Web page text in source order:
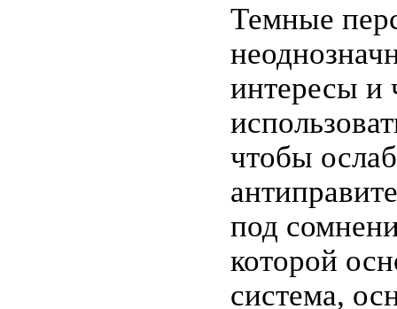
Темные
интересы и
чтобы
под
которой
система,